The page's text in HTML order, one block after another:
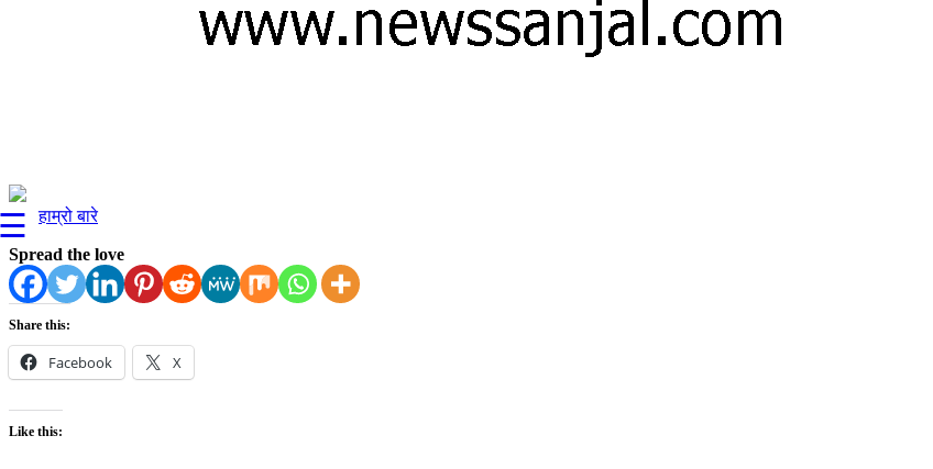
हाम्रो बारे
Spread the love
Share this:
Facebook X
Like this: